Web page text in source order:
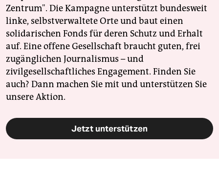
Zentrum". Die Kampagne unterstützt bundesweit
linke, selbstverwaltete Orte und baut einen
solidarischen Fonds für deren Schutz und Erhalt
auf. Eine offene Gesellschaft braucht guten, frei
zugänglichen Journalismus – und
zivilgesellschaftliches Engagement. Finden Sie
auch? Dann machen Sie mit und unterstützen Sie
unsere Aktion.
Jetzt unterstützen